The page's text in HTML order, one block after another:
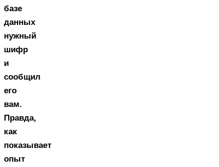
базе
данных
нужный
шифр
и
сообщил
его
вам.
Правда,
как
показывает
опыт